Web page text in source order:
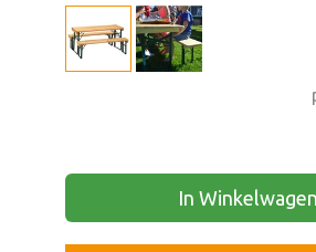
In Winkelwagen